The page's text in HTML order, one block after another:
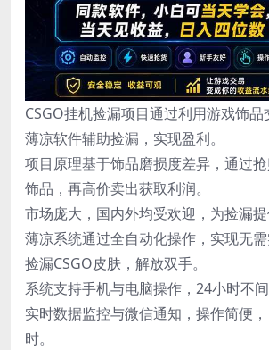
CSGO挂机捡漏项目通过利用游戏饰
薄凉软件辅助捡漏，实现盈利。
项目原理基于饰品磨损度差异，通过
饰品，再高价卖出获取利润。
市场庞大，国内外均受欢迎，为捡漏提
薄凉系统通过全自动化操作，实现无
捡漏CSGO皮肤，解放双手。
系统支持手机与电脑操作，24小时不间
实时数据监控与微信通知，操作简便
时。